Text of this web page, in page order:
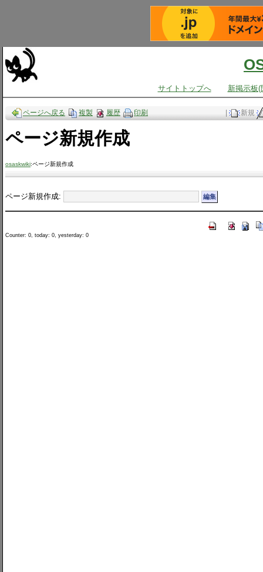
サイトトップへ 新掲示板(
新規
ページへ戻る 複製 履歴 印刷
ページ新規作成
osaskwiki:ページ新規作成
ページ新規作成:
Counter: 0, today: 0, yesterday: 0